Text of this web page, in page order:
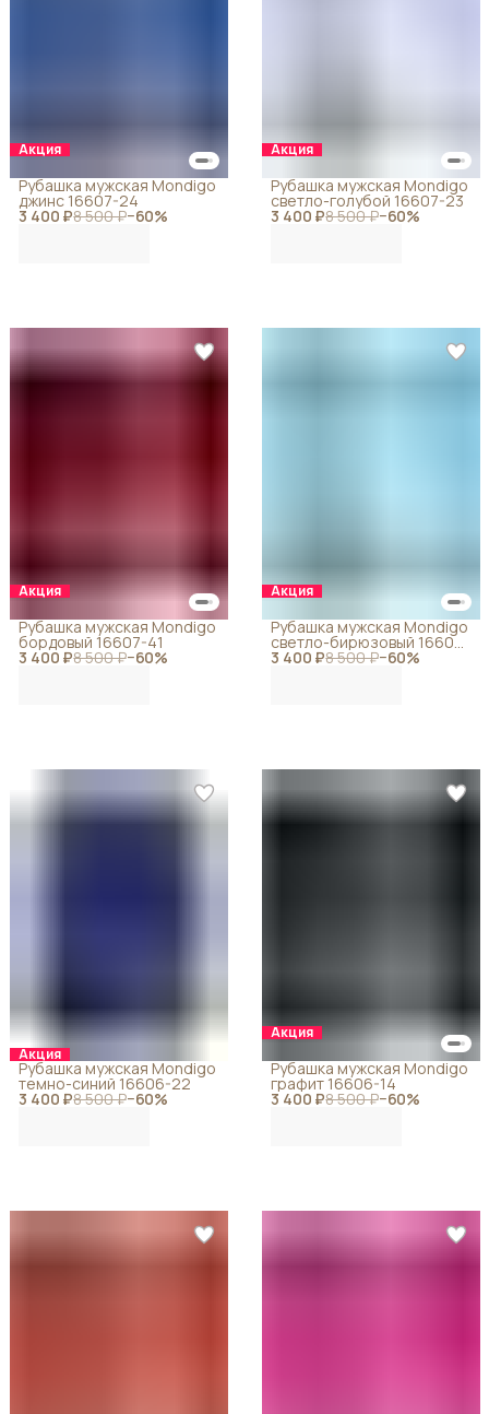
Акция
3 400 ₽8 500 ₽−60%
Рубашка мужская Mondigo
джинс 16607-24
Акция
3 400 ₽8 500 ₽−60%
Рубашка мужская Mondigo
светло-голубой 16607-23
Акция
3 400 ₽8 500 ₽−60%
Рубашка мужская Mondigo
бордовый 16607-41
Акция
3 400 ₽8 500 ₽−60%
Рубашка мужская Mondigo
светло-бирюзовый 16607-
69
Акция
3 400 ₽8 500 ₽−60%
Рубашка мужская Mondigo
темно-синий 16606-22
Акция
3 400 ₽8 500 ₽−60%
Рубашка мужская Mondigo
графит 16606-14